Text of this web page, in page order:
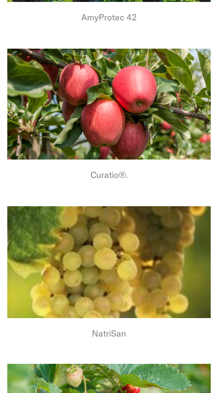
AmyProtec 42
Curatio®.
NatriSan